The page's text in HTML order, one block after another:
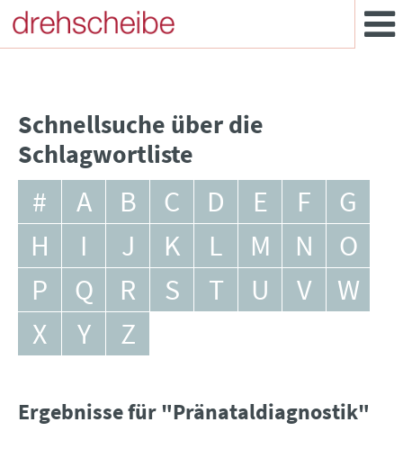
Schnellsuche über die
Schlagwortliste
# A B C D E F
G
H
I J K L M N
O
P
Q R S T U V
W
X
Y Z
Ergebnisse für "Pränataldiagnostik"